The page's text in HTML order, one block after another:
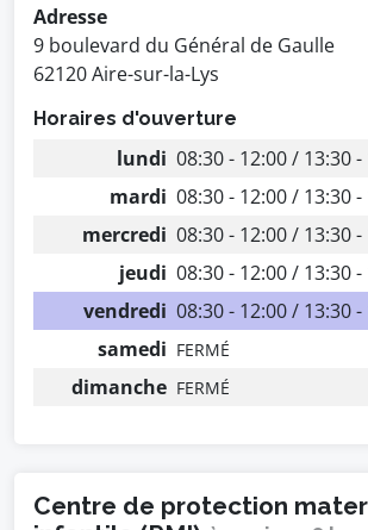
Adresse
9 boulevard du Général de Gaulle
62120 Aire-sur-la-Lys
Horaires d'ouverture
lundi 08:30 - 12:00 / 13:30 -
mardi 08:30 - 12:00 / 13:30 -
mercredi 08:30 - 12:00 / 13:30 -
jeudi 08:30 - 12:00 / 13:30 -
vendredi 08:30 - 12:00 / 13:30 -
samedi FERMÉ
dimanche FERMÉ
Centre de protection